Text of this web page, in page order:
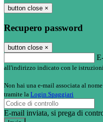
button close ×
Recupero password
button close ×
all'indirizzo indicato con le istruzioni
Non hai una e-mail associata al
tramite la Login Spaggiari
E-mail inviata, si prega di